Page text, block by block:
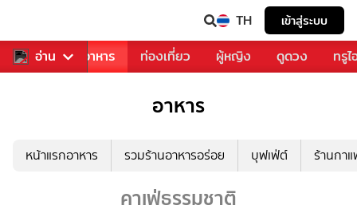
TH เข้าสู่ระบบ
อ่าน
การเพลง อาหาร ท่องเที่ยว ผู้หญิง ดูดวง ทรู
อาหาร
หน้าแรกอาหาร รวมร้านอาหารอร่อย บุฟเฟ่ต์ ร้านกา
คาเฟ่ธรรมชาติ